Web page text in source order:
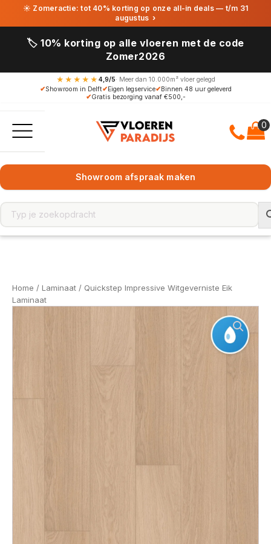
☀ Zomeractie: tot 40% korting op onze all-in deals — t/m 31
augustus ›
🏷️ 10% korting op alle vloeren met de code
Zomer2026
★★★★★ 4,9/5· Meer dan 10.000m² vloer gelegd
✔Showroom in Delft✔Eigen legservice✔Binnen 48 uur geleverd
✔Gratis bezorging vanaf €500,-
Showroom afspraak maken
Home / Laminaat / Quickstep Impressive Witgeverniste Eik
Laminaat